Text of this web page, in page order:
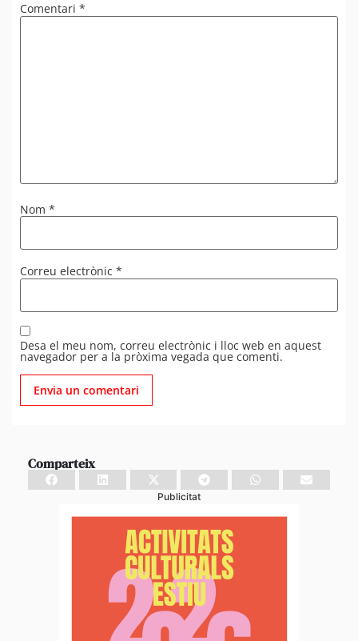
Comentari *
Nom *
Correu electrònic *
Desa el meu nom, correu electrònic i lloc web en aquest
navegador per a la pròxima vegada que comenti.
Comparteix
Publicitat